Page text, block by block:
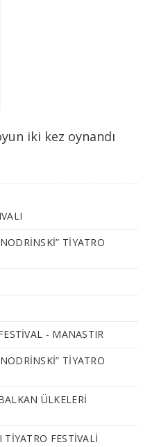
iki kez oynandı
TİYATRO
- MANASTIR
TİYATRO
ÜLKELERİ
TIYATRO FESTIVALI